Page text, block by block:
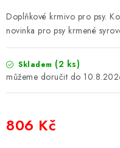
Podmínky ochrany osobních
FAQ
Doplňkové krmivo pro psy.
novinka pro psy krmené
Skladem (2 ks)
806 Kč